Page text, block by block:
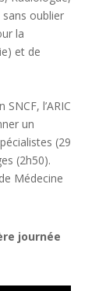
oublier
la
et de
l’ARIC
un
(29
(2h50).
Médecine
journée